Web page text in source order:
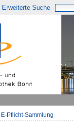
Erweiterte Suche
E-Pflicht-Sammlung